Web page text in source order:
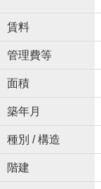
賃料
管理費等
面積
築年月
種別 / 構造
階建